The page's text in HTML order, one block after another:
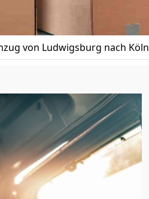
von Ludwigsburg nach Köln